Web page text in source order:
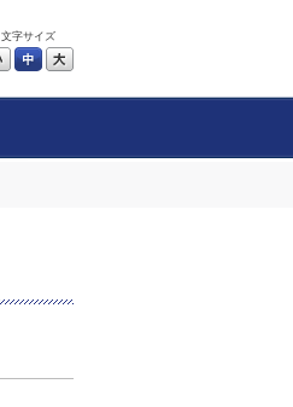
文字サイズ
小 中